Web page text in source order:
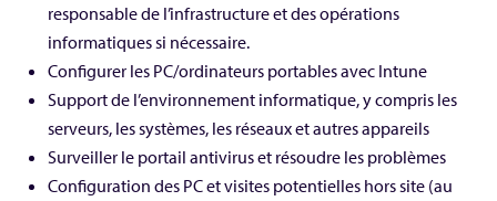
responsable de l’infrastructure et des opérations
informatiques si nécessaire.
Configurer les PC/ordinateurs portables avec Intune
Support de l’environnement informatique, y compris les
serveurs, les systèmes, les réseaux et autres appareils
Surveiller le portail antivirus et résoudre les problèmes
Configuration des PC et visites potentielles hors site (au